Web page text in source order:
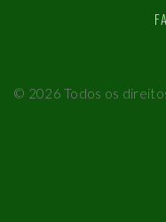
© 2026 Todos os